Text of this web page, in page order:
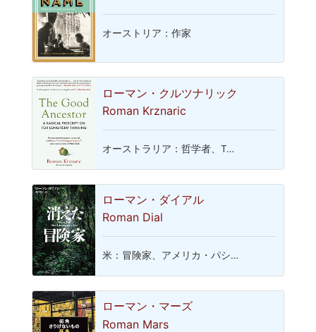
オーストリア：作家
ローマン・クルツナリック
Roman Krznaric
オーストラリア：哲学者、T…
ローマン・ダイアル
Roman Dial
米：冒険家、アメリカ・パシ…
ローマン・マーズ
Roman Mars